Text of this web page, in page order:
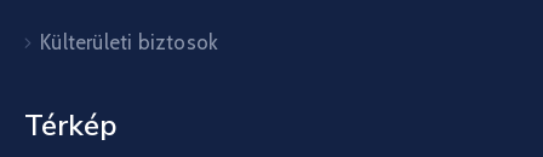
Külterületi biztosok
Térkép